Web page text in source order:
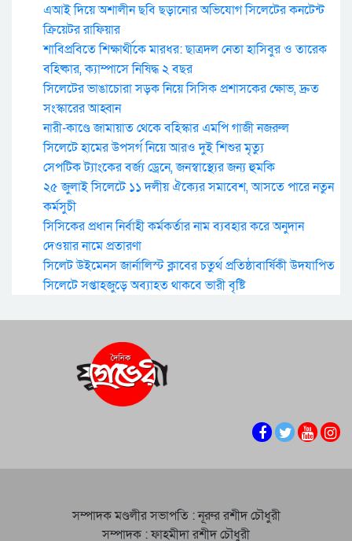
এআই দিয়ে অশালীন ছবি ছড়ানোর অভিযোগ সিলেটের কনটেন্ট
ক্রিয়েটর রাফিয়ার
শাবিপ্রবিতে শিক্ষার্থীকে মারধর: ছাত্রদল নেতা হাসিবুর ও তারেক
বহিষ্কার, ক্যাম্পাসে নিষিদ্ধ ২ বছর
সিলেটের ভাঙাচোরা সড়ক নিয়ে সিসিক প্রশাসকের ক্ষোভ, দ্রুত
সংস্কারের আহ্বান
নারী-কাণ্ডে জামায়াত থেকে বহিস্কার এমপি গাজী নজরুল
সিলেটে হামের উপসর্গ নিয়ে আরও দুই শিশুর মৃত্যু
সেপটিক ট্যাংকের বর্জ্য ড্রেনে, জনস্বাস্থ্যের জন্য হুমকি
২৫ জুলাই সিলেটে ১১ দলীয় ঐক্যের সমাবেশ, আসতে পারে নতুন
কর্মসুচী
সিসিকের প্রধান নির্বাহী কর্মকর্তার নাম ব্যবহার করে অনুদান
দেওয়ার নামে প্রতারণা
সিলেট উইমেনস জার্নালিস্ট ক্লাবের চতুর্থ প্রতিষ্ঠাবার্ষিকী উদযাপিত
সিলেটে সপ্তাহজুড়ে অব্যাহত থাকবে ভারী বৃষ্টি
সম্পাদক মণ্ডলীর সভাপতি : নূরুর রশীদ চৌধুরী
সম্পাদক : ফাহমীদা রশীদ চৌধুরী